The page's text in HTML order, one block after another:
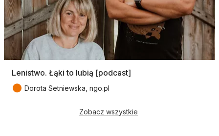
Lenistwo. Łąki to lubią [podcast]
● Dorota Setniewska, ngo.pl
Zobacz wszystkie